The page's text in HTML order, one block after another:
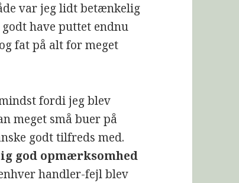
var jeg lidt betænkelig
have puttet endnu
fat på alt for meget
fordi jeg blev
meget små buer på
godt tilfreds med.
god opmærksomhed
handler-fejl blev